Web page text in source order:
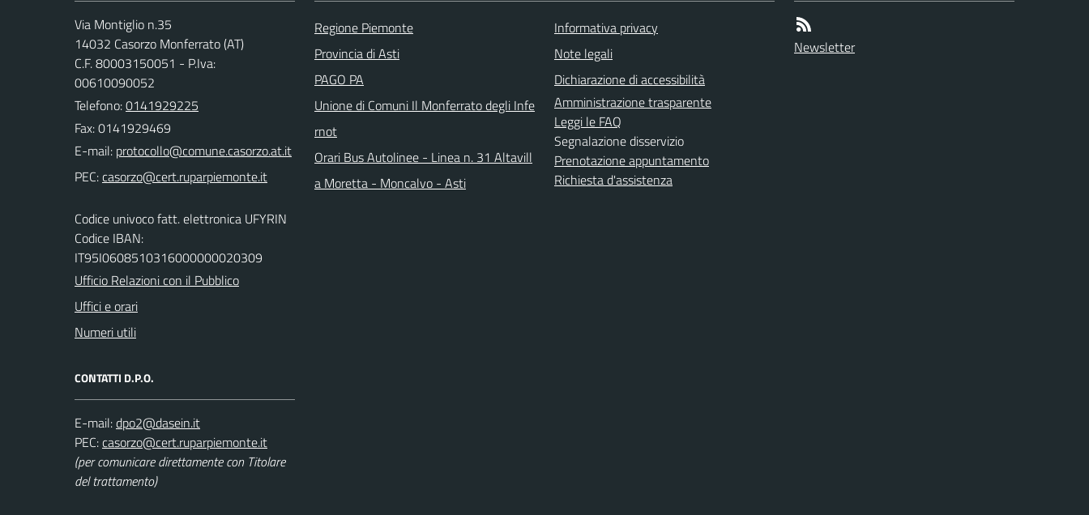
Via Montiglio n.35
14032 Casorzo Monferrato (AT)
C.F. 80003150051 - P.Iva:
00610090052
Telefono:0141929225
Fax: 0141929469
E-mail:
PEC:
Codice univoco fatt. elettronica UFYRIN
Codice IBAN:
IT95I0608510316000000020309
Ufficio Relazioni con il Pubblico
Uffici e orari
Numeri utili
CONTATTI D.P.O.
E-mail:
PEC:
(per comunicare direttamente con Titolare
del trattamento)
Regione Piemonte
Provincia di Asti
PAGO PA
Unione di Comuni Il Monferrato degli Infe
rnot
Orari Bus Autolinee - Linea n. 31 Altavill
a Moretta - Moncalvo - Asti
Informativa privacy
Note legali
Dichiarazione di accessibilità
Amministrazione trasparente
Leggi le FAQ
Segnalazione disservizio
Prenotazione appuntamento
Richiesta d'assistenza
Newsletter